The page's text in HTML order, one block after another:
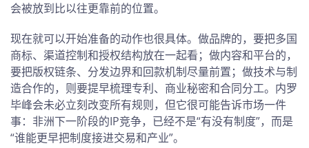
会被放到比以往更靠前的位置。
现在就可以开始准备的动作也很具体。做品牌的，要把多国
商标、渠道控制和授权结构放在一起看；做内容和平台的，
要把版权链条、分发边界和回款机制尽量前置；做技术与制
造合作的，则要提早梳理专利、商业秘密和合同分工。内罗
毕峰会未必立刻改变所有规则，但它很可能告诉市场一件
事：非洲下一阶段的IP竞争，已经不是“有没有制度”，而是
“谁能更早把制度接进交易和产业”。